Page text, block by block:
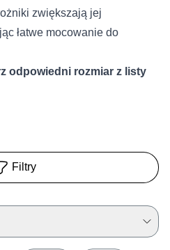
zwiększają jej
łatwe mocowanie do
odpowiedni rozmiar z listy
Filtry